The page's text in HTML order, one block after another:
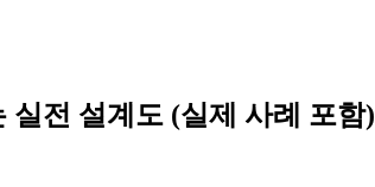
전 설계도 (실제 사례 포함)